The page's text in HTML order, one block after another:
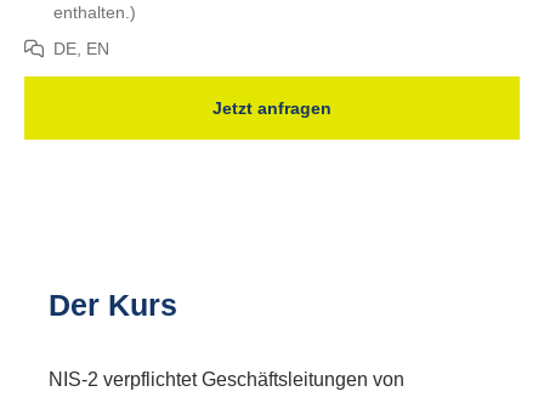
enthalten.)
DE, EN
Jetzt anfragen
Der Kurs
NIS-2 verpflichtet Geschäftsleitungen von